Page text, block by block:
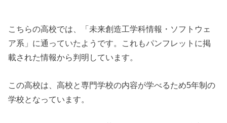
こちらの高校では、「未来創造工学科情報・ソフトウェ
ア系」に通っていたようです。これもパンフレットに掲
載された情報から判明しています。
この高校は、高校と専門学校の内容が学べるため5年制の
学校となっています。